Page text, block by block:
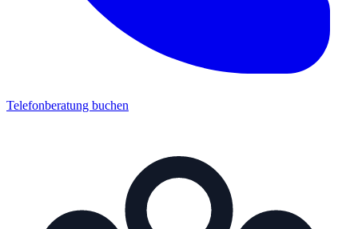
Telefonberatung buchen